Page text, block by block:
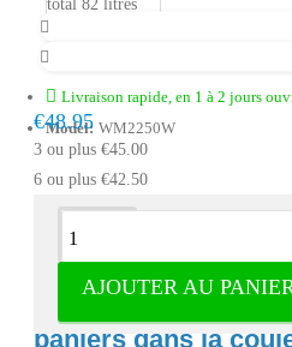
Livraison rapide, en 1 à 2 jours
Model: WM2250W
€48.95
3 ou plus €45.00
6 ou plus €42.50
AJOUTER AU
Description
Panier à linge
paniers dans la